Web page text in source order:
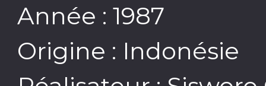
Année : 1987
Origine : Indonésie